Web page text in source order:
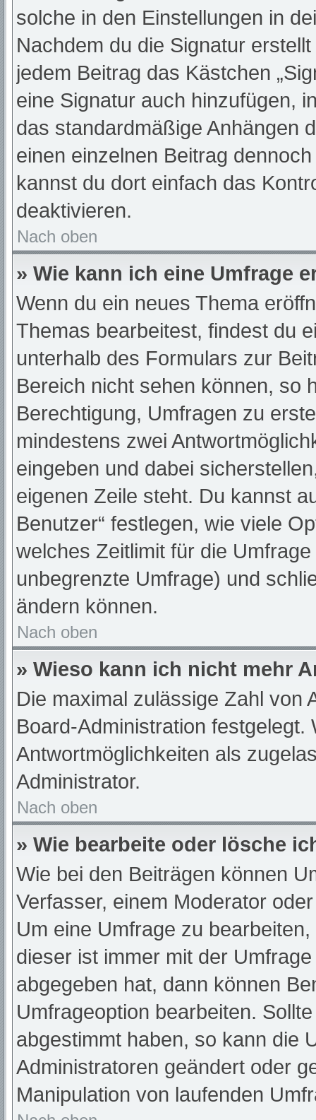
solche in den Einstellungen in
Nachdem du die Signatur
jedem Beitrag das Kästchen
eine Signatur auch hinzufügen,
das standardmäßige Anhängen
einen einzelnen Beitrag
kannst du dort einfach das
deaktivieren.
Nach oben
» Wie kann ich eine Umfrage
Wenn du ein neues Thema
Themas bearbeitest, findest du
unterhalb des Formulars zur
Bereich nicht sehen können, so
Berechtigung, Umfragen zu
mindestens zwei
eingeben und dabei
eigenen Zeile steht. Du kannst
Benutzer“ festlegen, wie viele
welches Zeitlimit für die
unbegrenzte Umfrage) und
ändern können.
Nach oben
» Wieso kann ich nicht mehr
Die maximal zulässige Zahl von
Board-Administration festgelegt.
Antwortmöglichkeiten als
Administrator.
Nach oben
» Wie bearbeite oder lösche
Wie bei den Beiträgen können
Verfasser, einem Moderator
Um eine Umfrage zu
dieser ist immer mit der
abgegeben hat, dann können
Umfrageoption bearbeiten.
abgestimmt haben, so kann die
Administratoren geändert oder
Manipulation von laufenden